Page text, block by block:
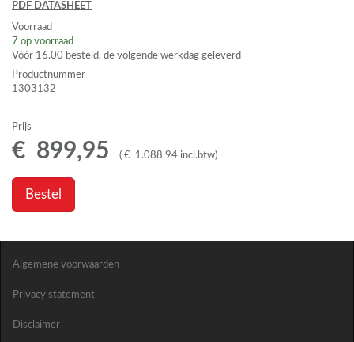
PDF DATASHEET
Voorraad
7 op voorraad
Vóór 16.00 besteld, de volgende werkdag geleverd
Productnummer
1303132
Prijs
€ 899,95 ( € 1.088,94 incl.btw)
Bestel
Algemene voorwaarden
Privacy statement
Disclaimer